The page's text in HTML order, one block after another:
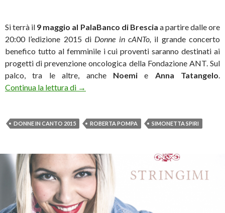
Si terrà il 9 maggio al PalaBanco di Brescia a partire dalle ore
20:00 l’edizione 2015 di Donne in cANTo, il grande concerto
benefico tutto al femminile i cui proventi saranno destinati ai
progetti di prevenzione oncologica della Fondazione ANT. Sul
palco, tra le altre, anche Noemie Anna Tatangelo
Continua la lettura di
Donne in cANTo 2015, il cast del
→
DONNE IN CANTO 2015 ROBERTA POMPA SIMONETTA SPIRI